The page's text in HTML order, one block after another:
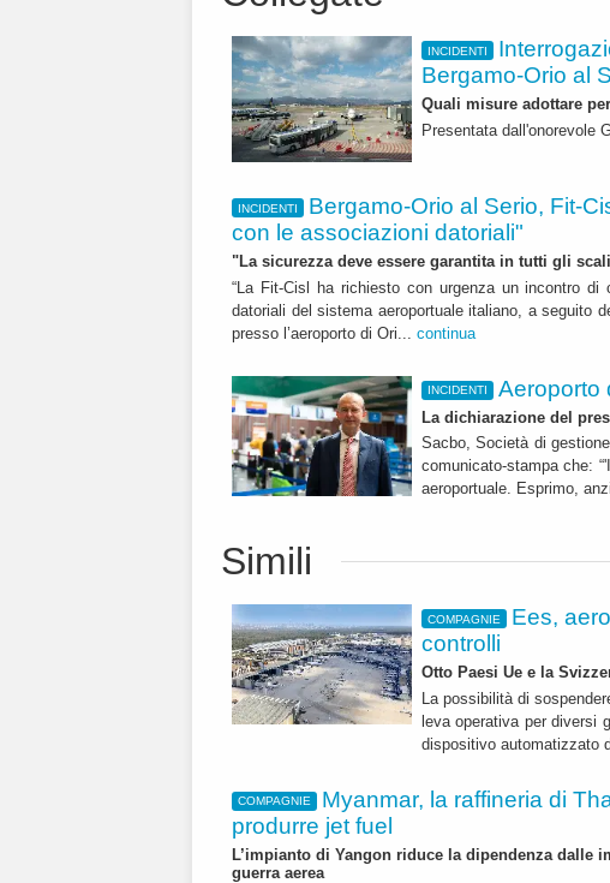
INCIDENTI
Bergamo-Orio al
Quali misure adottare
Presentata dall'onorevole
INCIDENTI
Bergamo-Orio al Serio, Fit-
con le associazioni datoriali"
"La sicurezza deve essere garantita in tutti gli
“La Fit-Cisl ha richiesto con urgenza un incontro di
datoriali del sistema aeroportuale italiano, a seguito
presso l’aeroporto di Ori... continua
INCIDENTI Aeroporto
La dichiarazione del
Sacbo, Società di
comunicato-stampa che:
aeroportuale. Esprimo,
Simili
COMPAGNIE
Ees,
controlli
Otto Paesi Ue e la
La possibilità di
leva operativa per diversi
dispositivo automatizzato
COMPAGNIE
Myanmar, la raffineria di
produrre jet fuel
L’impianto di Yangon riduce la dipendenza dalle
guerra aerea